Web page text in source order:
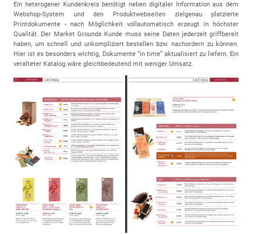
Ein heterogener Kundenkreis benötigt neben digitaler Information aus dem
Webshop-System und den Produktwebseiten zielgenau platzierte
Printdokumente - nach Möglichkeit vollautomatisch erzeugt in höchster
Qualität. Der Market Grounds Kunde muss seine Daten jederzeit griffbereit
haben, um schnell und unkompliziert bestellen bzw. nachordern zu können.
Hier ist es besonders wichtig, Dokumente “in time” aktualisiert zu liefern. Ein
veralteter Katalog wäre gleichbedeutend mit weniger Umsatz.